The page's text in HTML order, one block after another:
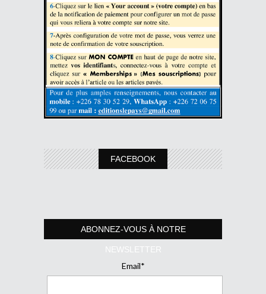
FACEBOOK
ABONNEZ-VOUS À NOTRE
NEWSLETTER
Email*